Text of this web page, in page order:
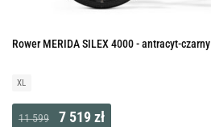
Rower MERIDA SILEX 4000 - antracyt-czarny
XL
11 599 7 519 zł